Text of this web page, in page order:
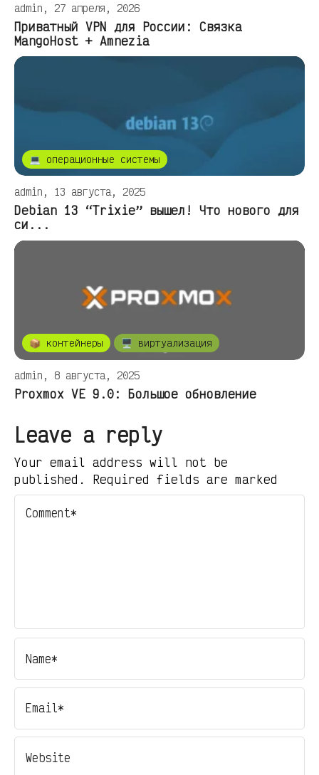
admin, 27 апреля, 2026
Приватный VPN для России: Связка
MangoHost + Amnezia
💻 операционные системы
admin, 13 августа, 2025
Debian 13 “Trixie” вышел! Что нового для
си...
📦 контейнеры 🖥️ виртуализация
admin, 8 августа, 2025
Proxmox VE 9.0: Большое обновление
Leave a reply
Your email address will not be
published. Required fields are marked